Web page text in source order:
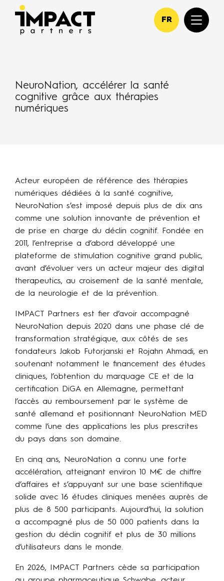
FR
NeuroNation, accélérer la santé
cognitive grâce aux thérapies
numériques
Acteur européen de référence des thérapies
numériques dédiées à la santé cognitive,
NeuroNation s’est imposé depuis plus de dix ans
comme une solution innovante de prévention et
de prise en charge du déclin cognitif. Fondée en
2011, l’entreprise a d’abord développé une
plateforme de stimulation cognitive grand public,
avant d’évoluer vers un acteur majeur des digital
therapeutics, au croisement de la santé mentale,
de la neurologie et de la prévention.
IMPACT Partners est fier d’avoir accompagné
NeuroNation depuis 2020 dans une phase clé de
transformation stratégique, aux côtés de ses
fondateurs Jakob Futorjanski et Rojahn Ahmadi, en
soutenant notamment le financement des études
cliniques, l’obtention du marquage CE et de la
certification DiGA en Allemagne, permettant
l’accès au remboursement par le système de
santé allemand et positionnant NeuroNation MED
comme l’une des applications les plus prescrites
du pays dans son domaine.
En cinq ans, NeuroNation a connu une forte
accélération, atteignant environ 10 M€ de chiffre
d’affaires et s’appuyant sur une base scientifique
solide avec 16 études cliniques menées auprès de
plus de 8 500 participants. Aujourd’hui, la solution
a accompagné plus de 50 000 patients dans la
gestion du déclin cognitif et plus de 30 millions
d’utilisateurs dans le monde.
En 2026, IMPACT Partners cède sa participation